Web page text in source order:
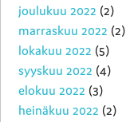
joulukuu 2022 (2)
marraskuu 2022 (2)
lokakuu 2022 (5)
syyskuu 2022 (4)
elokuu 2022 (3)
heinäkuu 2022 (2)